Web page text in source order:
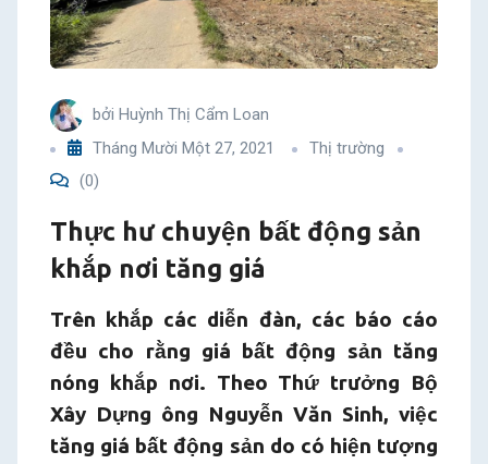
nơi
tăng
giá
bởi Huỳnh Thị Cẩm Loan
Tháng Mười Một 27, 2021
Thị trường
(0)
Thực hư chuyện bất động sản
khắp nơi tăng giá
Trên khắp các diễn đàn, các báo cáo
đều cho rằng giá bất động sản tăng
nóng khắp nơi. Theo Thứ trưởng Bộ
Xây Dựng ông Nguyễn Văn Sinh, việc
tăng giá bất động sản do có hiện tượng